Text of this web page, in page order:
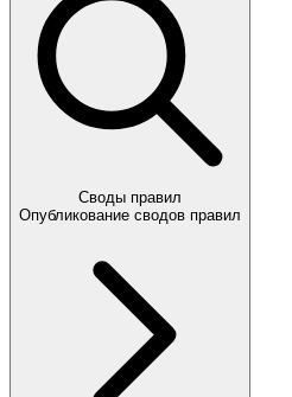
Своды правил
Опубликование сводов правил